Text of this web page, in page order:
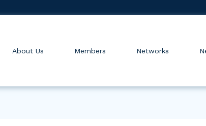
About Us Members Networks